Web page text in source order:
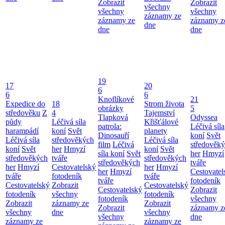
Zobrazit
všechny
záznamy ze
dne
všechny
záznamy ze
dne
Zobrazit
všechny
záznamy
dne
17
6
Expedice do
středověku Z
půdy
harampádí
Léčivá síla
koní Svět
středověkých
her Hmyzí
tváře
Cestovatelský
fotodeník
Zobrazit
všechny
záznamy ze
18
4
Léčivá síla
koní Svět
středověkých
her Hmyzí
tváře
Cestovatelský
fotodeník
Zobrazit
všechny
záznamy ze
dne
19
6
Knoflíkové
obrázky
Tlapková
patrola:
Dinosauří
film Léčivá
síla koní Svět
středověkých
her Hmyzí
tváře
Cestovatelský
fotodeník
Zobrazit
všechny
20
6
Strom života
Tajemství
Křišťálové
planety
Léčivá síla
koní Svět
středověkých
her Hmyzí
tváře
Cestovatelský
fotodeník
Zobrazit
všechny
záznamy ze
21
5
Odyssea
Léčivá síla
koní Svět
her Hmyzí
tváře
fotodeník
Zobrazit
všechny
záznamy
dne